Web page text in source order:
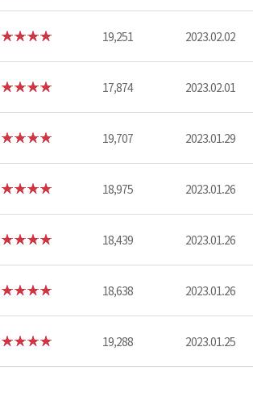
19,251 2023.02.02
17,874 2023.02.01
19,707 2023.01.29
18,975 2023.01.26
18,439 2023.01.26
18,638 2023.01.26
19,288 2023.01.25